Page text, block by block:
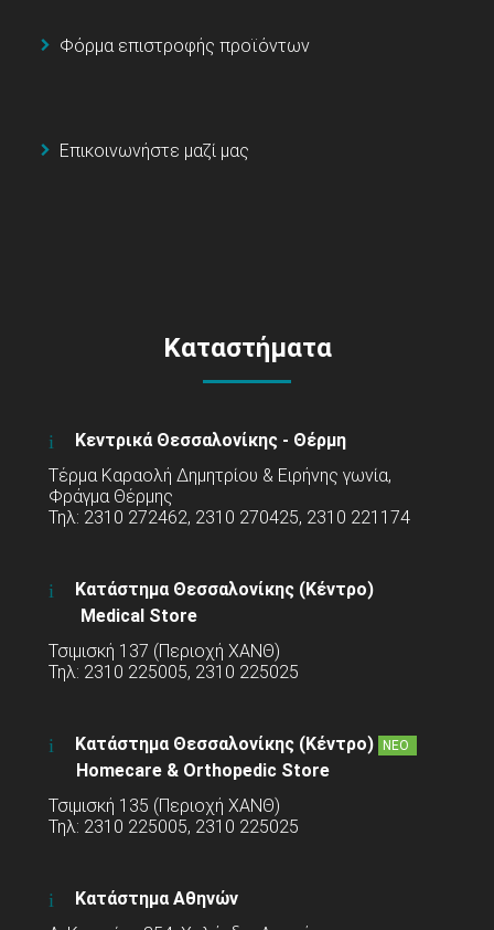
Φόρμα επιστροφής προϊόντων
Επικοινωνήστε μαζί μας
Καταστήματα
Κεντρικά Θεσσαλονίκης - Θέρμη
Τέρμα Καραολή Δημητρίου & Ειρήνης γωνία,
Φράγμα Θέρμης
Τηλ: 2310 272462, 2310 270425, 2310 221174
Κατάστημα Θεσσαλονίκης (Κέντρο)
Medical Store
Τσιμισκή 137 (Περιοχή ΧΑΝΘ)
Τηλ: 2310 225005, 2310 225025
Κατάστημα Θεσσαλονίκης (Κέντρο) ΝΕΟ
Homecare & Orthopedic Store
Τσιμισκή 135 (Περιοχή ΧΑΝΘ)
Τηλ: 2310 225005, 2310 225025
Κατάστημα Αθηνών